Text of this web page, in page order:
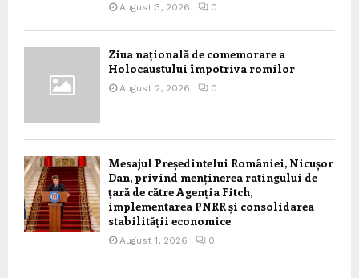
August 3, 2026 0
Ziua națională de comemorare a
Holocaustului împotriva romilor
August 2, 2026 0
Mesajul Președintelui României, Nicușor
Dan, privind menținerea ratingului de
țară de către Agenția Fitch,
implementarea PNRR și consolidarea
stabilității economice
August 1, 2026 0